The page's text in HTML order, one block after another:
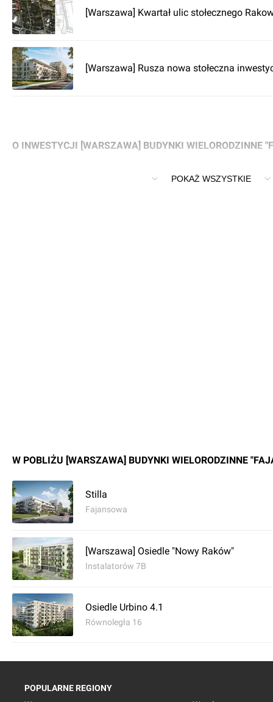
[Warszawa] Kwartał ulic stołecznego
[Warszawa] Rusza nowa stołeczna
O INWESTYCJI [WARSZAWA] BUDYNKI WIELORODZINNE
Budynki wielorodzinne "Fajansowa 3 i 5" w Warszawie
POKAŻ WSZYSTKIE
W POBLIŻU [WARSZAWA] BUDYNKI WIELORODZINNE
Stilla
Fajansowa
[Warszawa] Osiedle "Nowy Raków"
Instalatorów 7B
Osiedle Urbino 4.1
Równoległa 16
POPULARNE REGIONY